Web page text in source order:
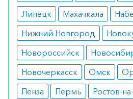
Не выявлены.
Как оформить заказ?
Вы можете заказать
аптеку-партнёра в вашем
можете оформить
заказать по телефону8 800
Липецк
Махачкала
Нижний Новгород
Новороссийск
Новочеркасск
Омск
Пенза
Пермь Ростов-